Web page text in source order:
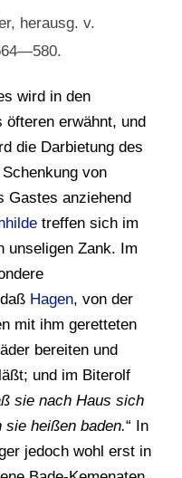
herausg. v.
wird in den
öfteren erwähnt, und
die Darbietung des
von
Gastes anziehend
treffen sich im
unseligen Zank. Im
Hagen, von der
mit ihm geretteten
bereiten und
und im Biterolf
sie nach Haus sich
heißen baden.“ In
jedoch wohl erst in